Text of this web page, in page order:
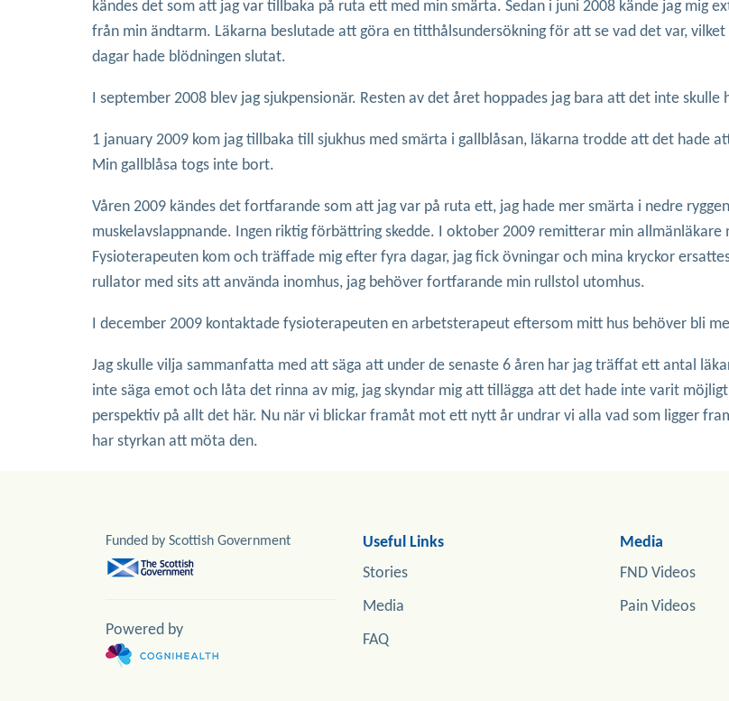
kändes det som att jag var tillbaka på ruta ett med min smärta. Sedan i juni 2008 kände jag mig
från min ändtarm. Läkarna beslutade att göra en titthålsundersökning för att se vad det var,
dagar hade blödningen slutat.
I september 2008 blev jag sjukpensionär. Resten av det året hoppades jag bara att det inte skulle
1 january 2009 kom jag tillbaka till sjukhus med smärta i gallblåsan, läkarna trodde att det hade
Min gallblåsa togs inte bort.
Våren 2009 kändes det fortfarande som att jag var på ruta ett, jag hade mer smärta i nedre
muskelavslappnande. Ingen riktig förbättring skedde. I oktober 2009 remitterar min
Fysioterapeuten kom och träffade mig efter fyra dagar, jag fick övningar och mina kryckor
rullator med sits att använda inomhus, jag behöver fortfarande min rullstol utomhus.
I december 2009 kontaktade fysioterapeuten en arbetsterapeut eftersom mitt hus behöver bli
Jag skulle vilja sammanfatta med att säga att under de senaste 6 åren har jag träffat ett antal
inte säga emot och låta det rinna av mig, jag skyndar mig att tillägga att det hade inte varit
perspektiv på allt det här. Nu när vi blickar framåt mot ett nytt år undrar vi alla vad som ligger
har styrkan att möta den.
Funded by Scottish Government
Powered by
Useful Links
Stories
Media
FAQ
Media
FND Videos
Pain Videos